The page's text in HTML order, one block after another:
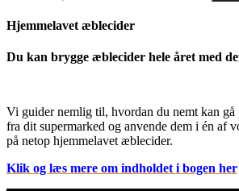
Hjemmelavet æblecider
Du kan brygge æblecider hele året med
Vi guider nemlig til, hvordan du nemt kan gå
fra dit supermarked og anvende dem i én af
på netop hjemmelavet æblecider.
Klik og læs mere om indholdet i bogen her